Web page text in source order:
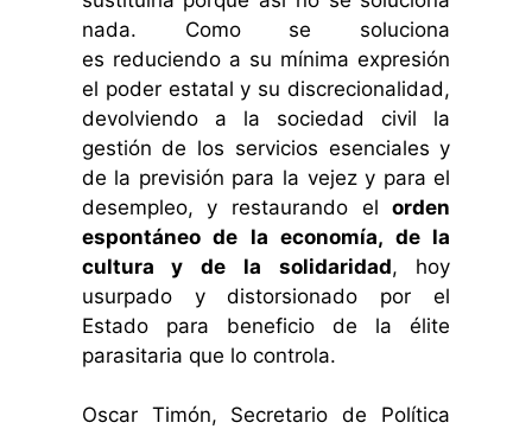
nada. Como se soluciona
es reduciendo a su mínima expresión
el poder estatal y su discrecionalidad,
devolviendo a la sociedad civil la
gestión de los servicios esenciales y
de la previsión para la vejez y para el
desempleo, y restaurando elorden
espontáneo de la economía, de la
cultura y de la solidaridad, hoy
usurpado y distorsionado por el
Estado para beneficio de la élite
parasitaria que lo controla.
Oscar Timón, Secretario de Política